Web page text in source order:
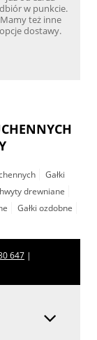
w punkcie.
Mamy też inne
opcje dostawy.
Gałki
drewniane
Gałki ozdobne
647 |